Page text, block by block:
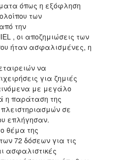
όπως η εξόφληση
των
την
, οι αποζημιώσεις των
ήταν ασφαλισμένες, η
να
για ζημιές
με μεγάλο
η παράταση της
σε
επλήγησαν.
θέμα της
72 δόσεων για τις
ασφαλιστικές